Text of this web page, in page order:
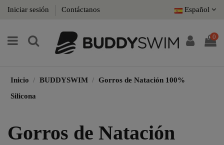
Iniciar sesión Contáctanos Español
0
Inicio BUDDYSWIM
Gorros de Natación 100%
Silicona
Gorros de Natación